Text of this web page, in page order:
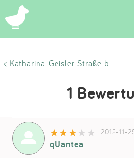
Suchen
< Katharina-Geisler-Straße b
1
2012-11-
qUantea